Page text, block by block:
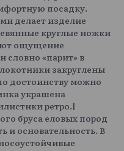
посадку.
делает изделие
круглые ножки
ощущение
словно «парит» в
закруглены
достоинству можно
украшена
ретро.|
бруса еловых пород
и основательность. В